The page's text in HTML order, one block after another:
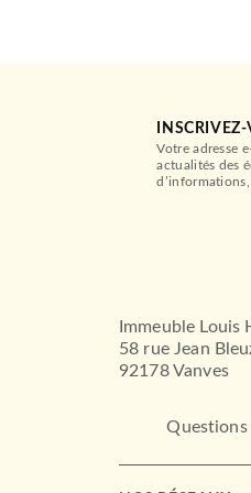
Votre adresse
actualités des
Immeuble Louis
58 rue Jean
92178 Vanves